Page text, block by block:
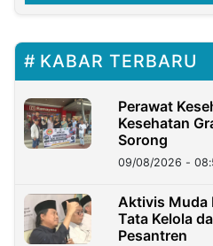
KABAR TERBARU
Perawat
Kesehatan
Sorong
09/08/2026 -
Aktivis Muda
Tata Kelola
Pesantren